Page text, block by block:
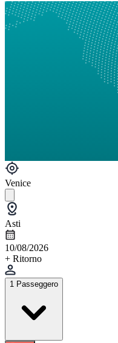
Venice
Asti
10/08/2026
+ Ritorno
1 Passeggero